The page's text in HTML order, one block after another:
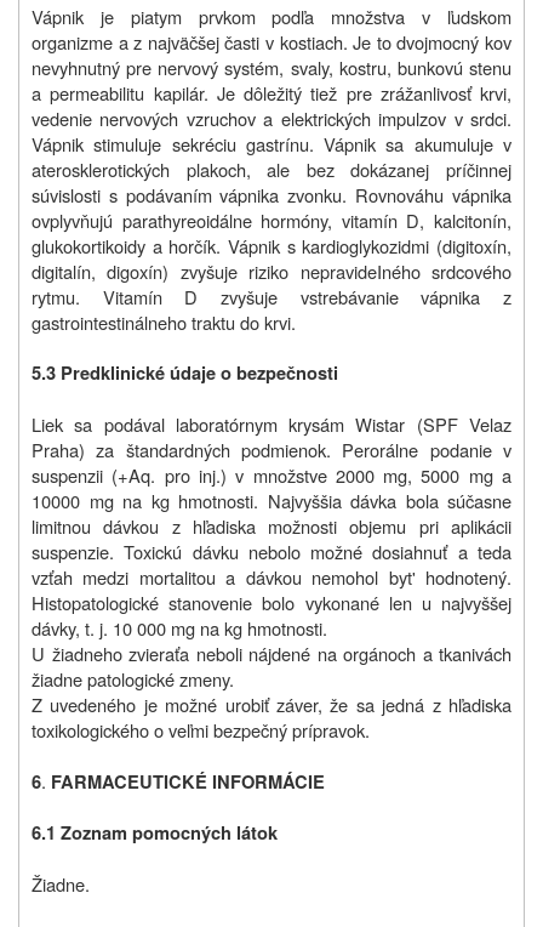
Vápnik je piatym prvkom podľa množstva v ľudskom
organizme a z najväčšej časti v kostiach. Je to dvojmocný kov
nevyhnutný pre nervový systém, svaly, kostru, bunkovú stenu
a permeabilitu kapilár. Je dôležitý tiež pre zrážanlivosť krvi,
vedenie nervových vzruchov a elektrických impulzov v srdci.
Vápnik stimuluje sekréciu gastrínu. Vápnik sa akumuluje v
aterosklerotických plakoch, ale bez dokázanej príčinnej
súvislosti s podávaním vápnika zvonku. Rovnováhu vápnika
ovplyvňujú parathyreoidálne hormóny, vitamín D, kalcitonín,
glukokortikoidy a horčík. Vápnik s kardioglykozidmi (digitoxín,
digitalín, digoxín) zvyšuje riziko nepravideIného srdcového
rytmu. Vitamín D zvyšuje vstrebávanie vápnika z
gastrointestinálneho traktu do krvi.
5.3 Predklinické údaje o bezpečnosti
Liek sa podával laboratórnym krysám Wistar (SPF Velaz
Praha) za štandardných podmienok. Perorálne podanie v
suspenzii (+Aq. pro inj.) v množstve 2000 mg, 5000 mg a
10000 mg na kg hmotnosti. Najvyššia dávka bola súčasne
limitnou dávkou z hľadiska možnosti objemu pri aplikácii
suspenzie. Toxickú dávku nebolo možné dosiahnuť a teda
vzťah medzi mortalitou a dávkou nemohol byt' hodnotený.
Histopatologické stanovenie bolo vykonané len u najvyššej
dávky, t. j. 10 000 mg na kg hmotnosti.
U žiadneho zvieraťa neboli nájdené na orgánoch a tkanivách
žiadne patologické zmeny.
Z uvedeného je možné urobiť záver, že sa jedná z hľadiska
toxikologického o veľmi bezpečný prípravok.
6. FARMACEUTICKÉ INFORMÁCIE
6.1 Zoznam pomocných látok
Žiadne.